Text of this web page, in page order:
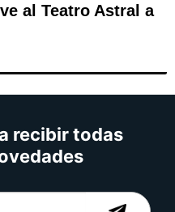
al Teatro Astral a
recibir todas